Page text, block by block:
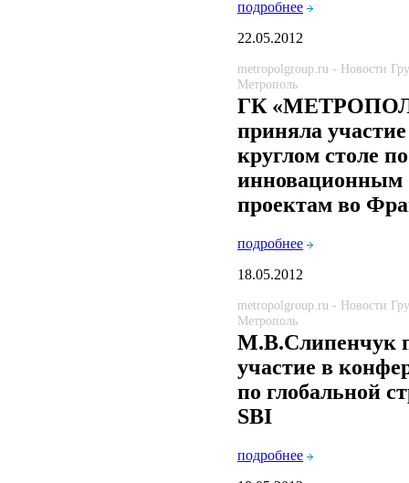
подробнее
22.05.2012
metropolgroup.ru - Новости
Метрополь
ГК
приняла
круглом столе по
инновационным
проектам во
подробнее
18.05.2012
metropolgroup.ru - Новости
Метрополь
М.В.Слипенчук
участие в
по глобальной
SBI
подробнее